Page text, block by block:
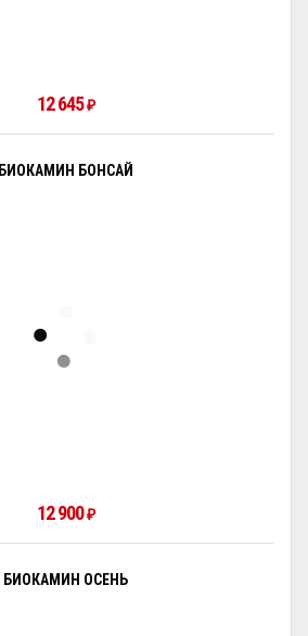
12 645₽
БИОКАМИН БОНСАЙ
12 900₽
БИОКАМИН ОСЕНЬ